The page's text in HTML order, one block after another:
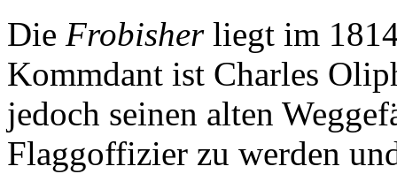
Die Frobisher liegt im
Kommdant ist Charles
jedoch seinen alten
Flaggoffizier zu werden